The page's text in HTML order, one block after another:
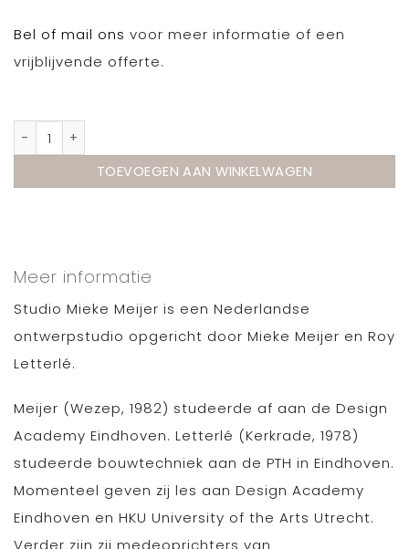
Bel of mail ons voor meer informatie of een
vrijblijvende offerte.
Vakwerken kast van Mieke Meijer aantal
TOEVOEGEN AAN WINKELWAGEN
Meer informatie
Studio Mieke Meijer is een Nederlandse
ontwerpstudio opgericht door Mieke Meijer en Roy
Letterlé.
Meijer (Wezep, 1982) studeerde af aan de Design
Academy Eindhoven. Letterlé (Kerkrade, 1978)
studeerde bouwtechniek aan de PTH in Eindhoven.
Momenteel geven zij les aan Design Academy
Eindhoven en HKU University of the Arts Utrecht.